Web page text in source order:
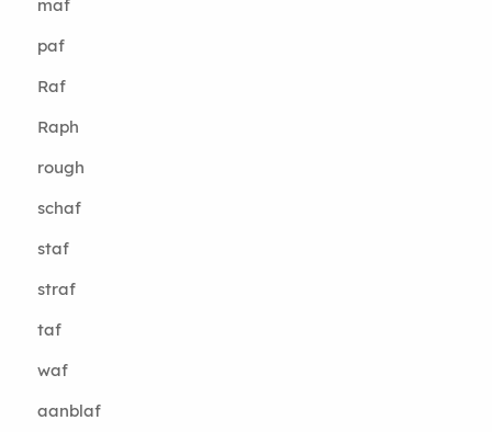
maf
paf
Raf
Raph
rough
schaf
staf
straf
taf
waf
aanblaf